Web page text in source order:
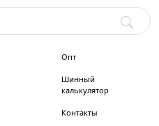
Опт
Шинный
калькулятор
Контакты